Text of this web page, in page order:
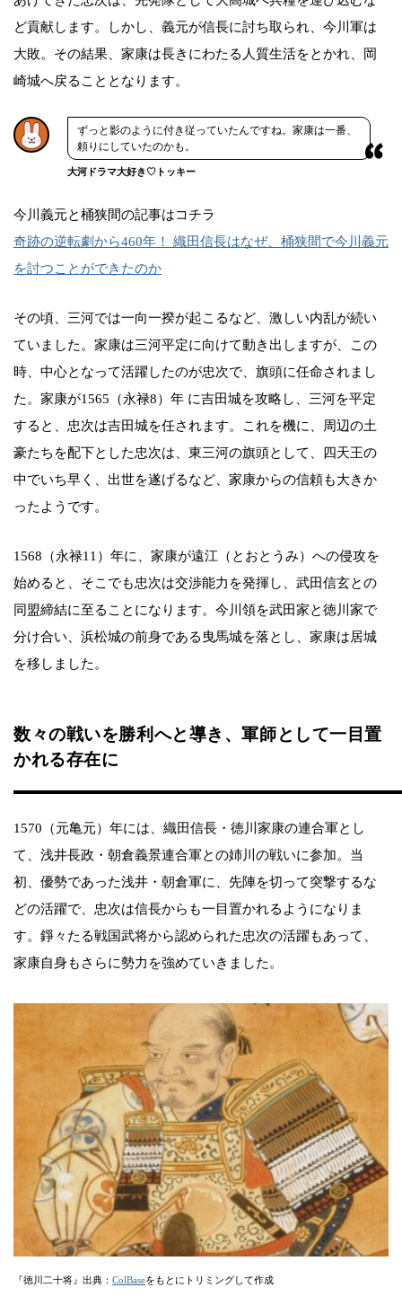
ど貢献します。しかし、義元が信長に討ち取られ、今川軍は
大敗。その結果、家康は長きにわたる人質生活をとかれ、岡
崎城へ戻ることとなります。
ずっと影のように付き従っていたんですね。家康は一番、
頼りにしていたのかも。
大河ドラマ大好き♡トッキー
今川義元と桶狭間の記事はコチラ
奇跡の逆転劇から460年！ 織田信長はなぜ、桶狭間で今川義元
を討つことができたのか
その頃、三河では一向一揆が起こるなど、激しい内乱が続い
ていました。家康は三河平定に向けて動き出しますが、この
時、中心となって活躍したのが忠次で、旗頭に任命されまし
た。家康が1565（永禄8）年 に吉田城を攻略し、三河を平定
すると、忠次は吉田城を任されます。これを機に、周辺の土
豪たちを配下とした忠次は、東三河の旗頭として、四天王の
中でいち早く、出世を遂げるなど、家康からの信頼も大きか
ったようです。
1568（永禄11）年に、家康が遠江（とおとうみ）への侵攻を
始めると、そこでも忠次は交渉能力を発揮し、武田信玄との
同盟締結に至ることになります。今川領を武田家と徳川家で
分け合い、浜松城の前身である曳馬城を落とし、家康は居城
を移しました。
数々の戦いを勝利へと導き、軍師として一目置
かれる存在に
1570（元亀元）年には、織田信長・徳川家康の連合軍とし
て、浅井長政・朝倉義景連合軍との姉川の戦いに参加。当
初、優勢であった浅井・朝倉軍に、先陣を切って突撃するな
どの活躍で、忠次は信長からも一目置かれるようになりま
す。錚々たる戦国武将から認められた忠次の活躍もあって、
家康自身もさらに勢力を強めていきました。
『徳川二十将』出典： ColBaseをもとにトリミングして作成